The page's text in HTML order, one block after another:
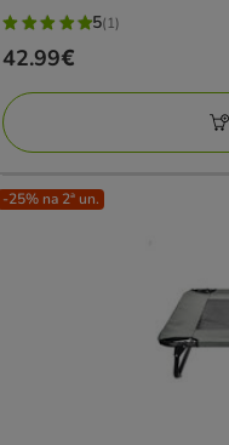
5
estrelas
com
1
avaliações
5(1)
Preço
42.99€
42.99€
-25% na 2ª un.